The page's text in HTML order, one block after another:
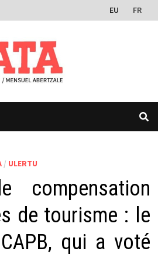
EU FR
/ ULERTU
compensation
de tourisme : le
qui a voté